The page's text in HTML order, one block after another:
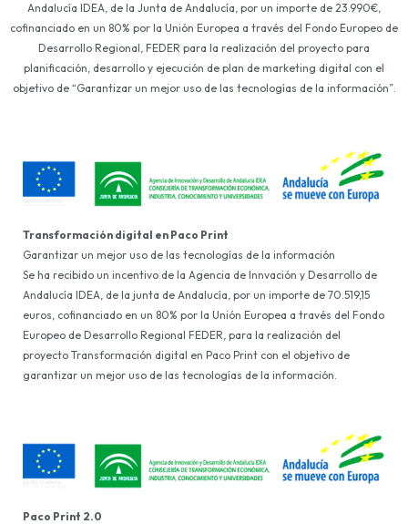
Andalucía IDEA, de la Junta de Andalucía, por un importe de 23.990€,
cofinanciado en un 80% por la Unión Europea a través del Fondo Europeo de
Desarrollo Regional, FEDER para la realización del proyecto para
planificación, desarrollo y ejecución de plan de marketing digital con el
objetivo de “Garantizar un mejor uso de las tecnologías de la información”.
Transformación digital en Paco Print
Garantizar un mejor uso de las tecnologías de la información
Se ha recibido un incentivo de la Agencia de Innvación y Desarrollo de
Andalucía IDEA, de la junta de Andalucía, por un importe de 70.519,15
euros, cofinanciado en un 80% por la Unión Europea a través del Fondo
Europeo de Desarrollo Regional FEDER, para la realización del
proyecto Transformación digital en Paco Print con el objetivo de
garantizar un mejor uso de las tecnologías de la información.
Paco Print 2.0